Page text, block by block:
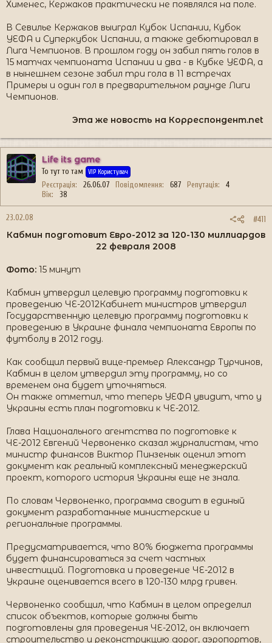
Хименес, Кержаков практически не появлялся на поле.
В Севилье Кержаков выиграл Кубок Испании, Кубок
УЕФА и Суперкубок Испании, а также дебютировал в
Лига Чемпионов. В прошлом году он забил пять голов в
15 матчах чемпионата Испании и два - в Кубке УЕФА, а
в нынешнем сезоне забил три гола в 11 встречах
Примеры и один гол в предварительном раунде Лиги
Чемпионов.
Эта же новость на Корреспондент.net
Life its game
То тут то там VIP Користувач
Реєстрація 26.06.07 Повідомлення 687 Репутація
4
Вік
38
23.02.08 #411
Кабмин подготовит Евро-2012 за 120-130 миллиардов
22 февраля 2008​
Фото: 15 минут
Кабмин утвердил целевую программу подготовки к
проведению ЧЕ-2012Кабинет министров утвердил
Государственную целевую программу подготовки к
проведению в Украине финала чемпионата Европы по
футболу в 2012 году.
Как сообщил первый вице-премьер Александр Турчинов,
Кабмин в целом утвердил эту программу, но со
временем она будет уточняться.
Он также отметил, что теперь УЕФА увидит, что у
Украины есть план подготовки к ЧЕ-2012.
Глава Национального агентства по подготовке к
ЧЕ-2012 Евгений Червоненко сказал журналистам, что
министр финансов Виктор Пинзенык оценил этот
документ как реальный комплексный менеджерский
проект, которого история Украины еще не знала.
По словам Червоненко, программа сводит в единый
документ разработанные министерские и
региональные программы.
Предусматривается, что 80% бюджета программы
будет финансироваться за счет частных
инвестиций. Подготовка и проведение ЧЕ-2012 в
Украине оценивается всего в 120-130 млрд гривен.
Червоненко сообщил, что Кабмин в целом определил
список объектов, которые должны быть
подготовлены для проведения ЧЕ-2012, он включает
строительство и реконструкцию дорог, аэропортов,